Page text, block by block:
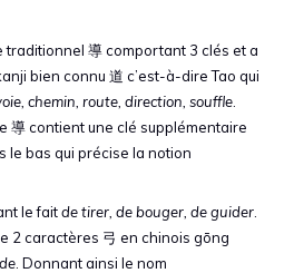
traditionnel 導 comportant 3 clés et a
bien connu 道 c’est-à-dire Tao qui
chemin, route, direction, souffle
導 contient une clé supplémentaire
le bas qui précise la notion
le faitde tirer, de bouger, de guider
2 caractères 弓 en chinois gōng
. Donnant ainsi le nom